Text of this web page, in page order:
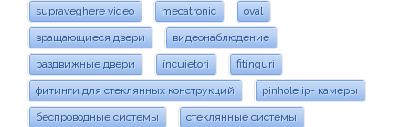
supraveghere video mecatronic oval
вращающиеся двери видеонаблюдение
раздвижные двери încuietori fitinguri
фитинги для стеклянных конструкций pinhole ip- камеры
беспроводные системы стеклянные системы